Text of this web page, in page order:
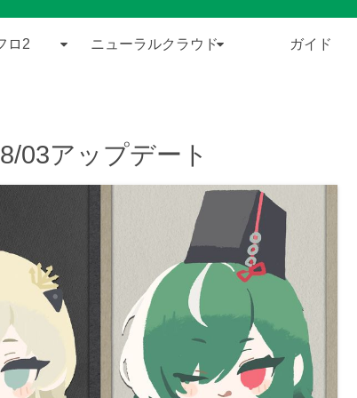
ロ2 ニューラルクラウド ガイド
03アップデート